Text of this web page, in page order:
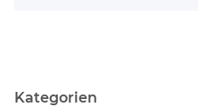
Kategorien